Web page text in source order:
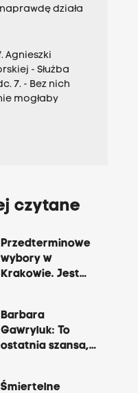
działa
Agnieszki
- Służba
7. - Bez nich
mogłaby
czytane
Przedterminowe
wybory w
Krakowie. Jest
Barbara
Gawryluk: To
ostatnia szansa,
Śmiertelne